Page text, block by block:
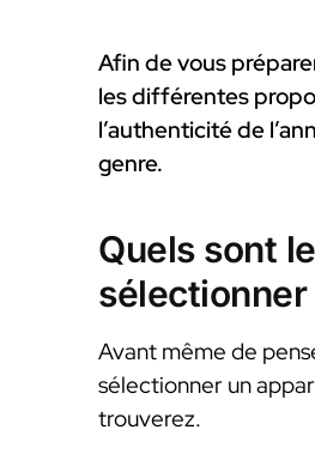
Afin de vous
les différentes
l’authenticité de
genre.
Quels sont
Avant même de
sélectionner un
trouverez.